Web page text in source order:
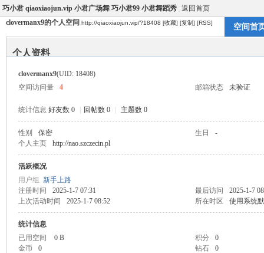
巧小君 qiaoxiaojun.vip 小君广场舞 巧小君99 小君舞蹈秀 返回首页
clovermanx9的个人空间 http://qiaoxiaojun.vip/?18408 [收藏] [复制] [RSS] 空间首
个人资料
clovermanx9(UID: 18408)
空间访问量
4 邮箱状态 未验证
统计信息 好友数 0 回帖数 0 主题数 0
性别 保密 生日
-
个人主页
http://nao.szczecin.pl
活跃概况
用户组 新手上路
注册时间
2025-1-7 07:31 最后访问
2025-1-7
上次活动时间
2025-1-7 08:52 所在时区 使用系统
统计信息
已用空间
0 B 积分
0
金币
0 钻石 0